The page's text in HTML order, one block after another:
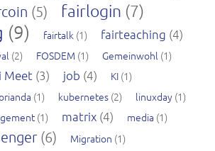
(5) fairlogin (7)
(9) fairtalk (1) fairteaching (4)
(2) FOSDEM (1) Gemeinwohl (1)
Meet (3) job (4) KI (1)
(1) kubernetes (2) linuxday (1)
(1) matrix (4) media (1)
(6) Migration (1)